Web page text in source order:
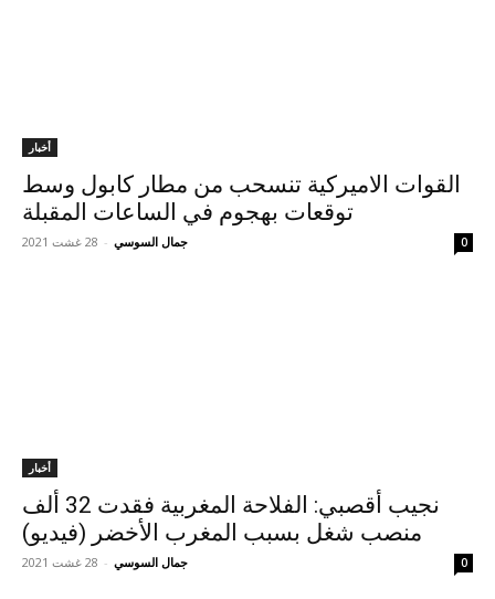
أخبار
القوات الاميركية تنسحب من مطار كابول وسط
توقعات بهجوم في الساعات المقبلة
جمال السوسي - 28 غشت 2021 0
أخبار
نجيب أقصبي: الفلاحة المغربية فقدت 32 ألف
منصب شغل بسبب المغرب الأخضر (فيديو)
جمال السوسي - 28 غشت 2021 0